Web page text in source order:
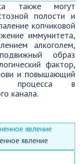
также могут
полости и
копчиковой
иммунитета,
алкоголем,
образ
фактор,
и повышающий
процесса в
канала.
явление